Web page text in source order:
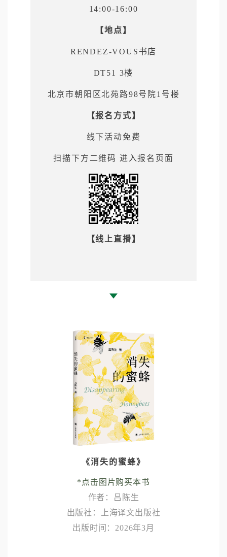
14:00-16:00
【地点】
RENDEZ-VOUS书店
DT51 3楼
北京市朝阳区北苑路98号院1号楼
【报名方式】
线下活动免费
扫描下方二维码 进入报名页面
【线上直播】
《消失的蜜蜂》
*点击图片购买本书
作者：吕陈生
出版社：上海译文出版社
出版时间：2026年3月